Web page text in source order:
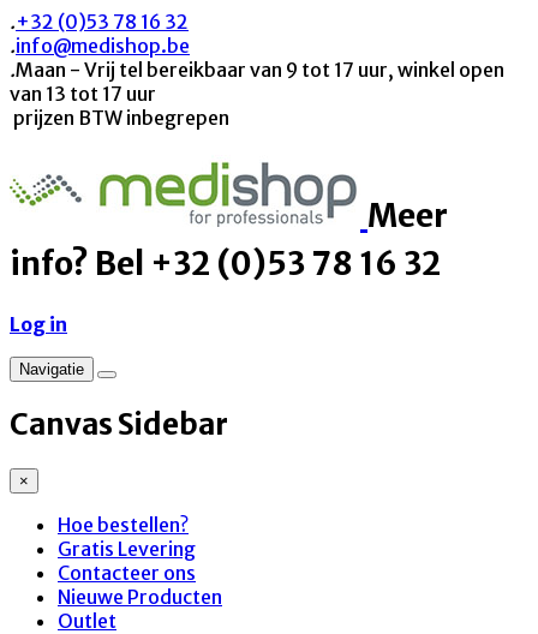
.+32 (0)53 78 16 32
.info@medishop.be
.Maan - Vrij tel bereikbaar van 9 tot 17 uur, winkel open
van 13 tot 17 uur
prijzen BTW inbegrepen
Meer
info? Bel +32 (0)53 78 16 32
Log in
Navigatie
Canvas Sidebar
×
Hoe bestellen?
Gratis Levering
Contacteer ons
Nieuwe Producten
Outlet